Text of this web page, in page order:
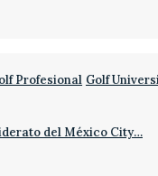
Profesional Golf
del México City…